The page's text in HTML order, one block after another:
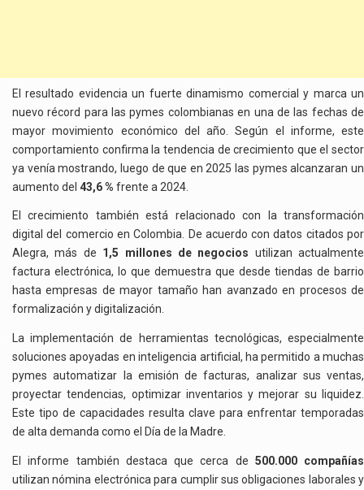
El resultado evidencia un fuerte dinamismo comercial y marca un
nuevo récord para las pymes colombianas en una de las fechas de
mayor movimiento económico del año. Según el informe, este
comportamiento confirma la tendencia de crecimiento que el sector
ya venía mostrando, luego de que en 2025 las pymes alcanzaran un
aumento del 43,6 % frente a 2024.
El crecimiento también está relacionado con la transformación
digital del comercio en Colombia. De acuerdo con datos citados por
Alegra, más de 1,5 millones de negocios utilizan actualmente
factura electrónica, lo que demuestra que desde tiendas de barrio
hasta empresas de mayor tamaño han avanzado en procesos de
formalización y digitalización.
La implementación de herramientas tecnológicas, especialmente
soluciones apoyadas en inteligencia artificial, ha permitido a muchas
pymes automatizar la emisión de facturas, analizar sus ventas,
proyectar tendencias, optimizar inventarios y mejorar su liquidez.
Este tipo de capacidades resulta clave para enfrentar temporadas
de alta demanda como el Día de la Madre.
El informe también destaca que cerca de 500.000 compañías
utilizan nómina electrónica para cumplir sus obligaciones laborales y